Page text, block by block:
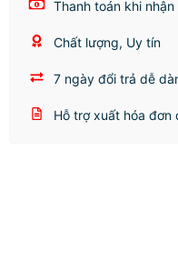
Thanh toán khi nhận
Chất lượng, Uy tín
7 ngày đổi trả dễ
Hỗ trợ xuất hóa đơn